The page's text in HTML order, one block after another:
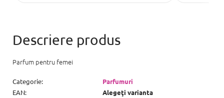
Parfum pentru femei
Categorie:
Parfumuri
EAN:
Alegeţi varianta